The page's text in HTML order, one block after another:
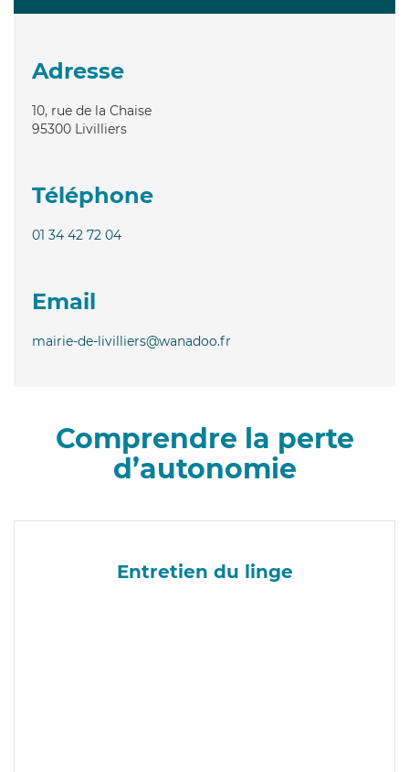
Adresse
10, rue de la Chaise
95300 Livilliers
Téléphone
01 34 42 72 04
Email
mairie-de-livilliers@wanadoo.fr
Comprendre la perte
d’autonomie
Entretien du linge